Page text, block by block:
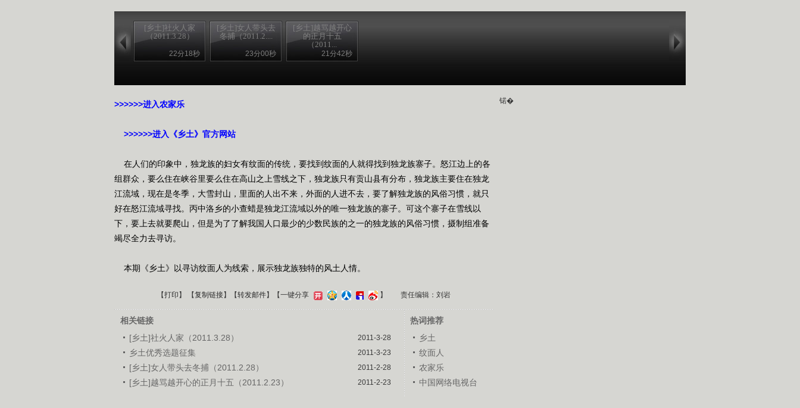
[乡土]社火人家
（2011.3.28）
22分18秒
[乡土]女人带头去
冬捕（2011.2....
23分00秒
[乡土]越骂越开心
的正月十五
（2011...
21分42秒
锘�
>>>>>>进入农家乐
>>>>>>进入《乡土》官方网站
在人们的印象中，独龙族的妇女有纹面的传统，要找到纹面的人就得找到独龙族寨子。怒江边上的各
组群众，要么住在峡谷里要么住在高山之上雪线之下，独龙族只有贡山县有分布，独龙族主要住在独龙
江流域，现在是冬季，大雪封山，里面的人出不来，外面的人进不去，要了解独龙族的风俗习惯，就只
好在怒江流域寻找。丙中洛乡的小查蜡是独龙江流域以外的唯一独龙族的寨子。可这个寨子在雪线以
下，要上去就要爬山，但是为了了解我国人口最少的少数民族的之一的独龙族的风俗习惯，摄制组准备
竭尽全力去寻访。
本期《乡土》以寻访纹面人为线索，展示独龙族独特的风土人情。
【打印 】 【复制链接】【转发邮件】 【一键分享 】 责任编辑：刘岩
相关链接
[乡土]社火人家（2011.3.28）
2011-3-28
乡土优秀选题征集 2011-3-23
[乡土]女人带头去冬捕（2011.2.28） 2011-2-28
[乡土]越骂越开心的正月十五（2011.2.23） 2011-2-23
热词推荐
乡土
纹面人
农家乐
中国网络电视台